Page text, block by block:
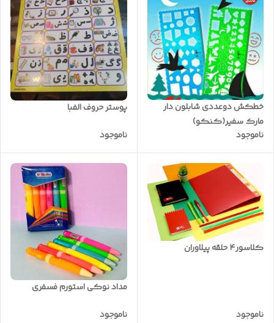
خطکش دوعددی شابلون دار
مارک سفیر(کنکو)
ناموجود
پوستر حروف الفبا
ناموجود
کلاسور۴ حلقه پیلاوران
ناموجود
مداد نوکی استورم فسفری
ناموجود